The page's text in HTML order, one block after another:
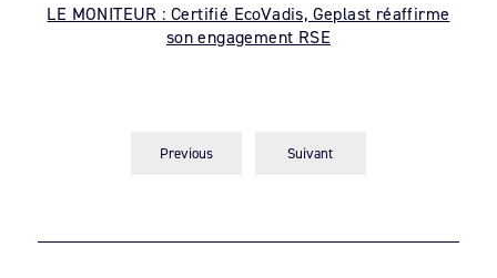
LE MONITEUR : Certifié EcoVadis, Geplast réaffirme
son engagement RSE
Previous Suivant